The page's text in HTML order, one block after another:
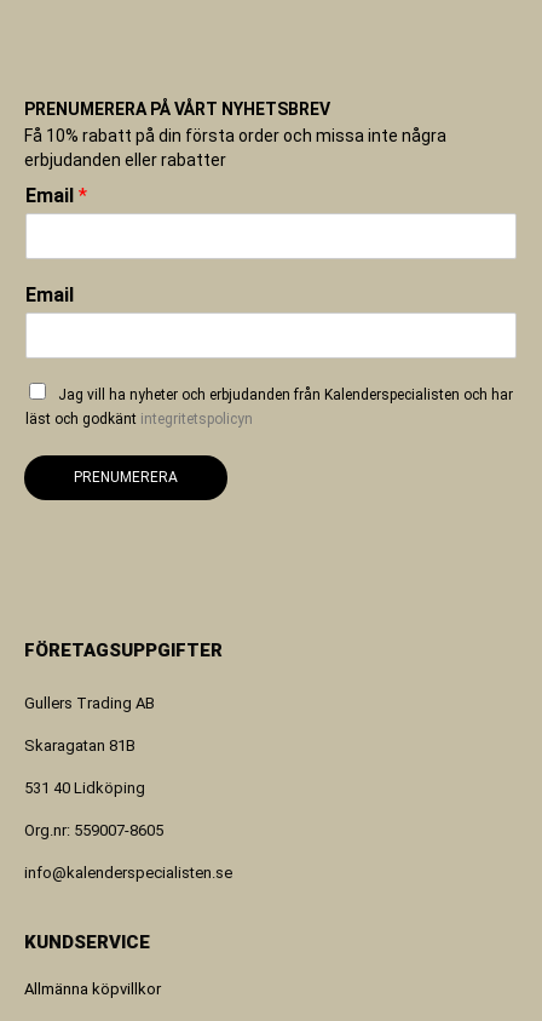
PRENUMERERA PÅ VÅRT NYHETSBREV
Få 10% rabatt på din första order och missa inte några
erbjudanden eller rabatter
Email *
Email
Jag vill ha nyheter och erbjudanden från Kalenderspecialisten och har
läst och godkänt integritetspolicyn
PRENUMERERA
FÖRETAGSUPPGIFTER
Gullers Trading AB
Skaragatan 81B
531 40 Lidköping
Org.nr: 559007-8605
info@kalenderspecialisten.se
KUNDSERVICE
Allmänna köpvillkor